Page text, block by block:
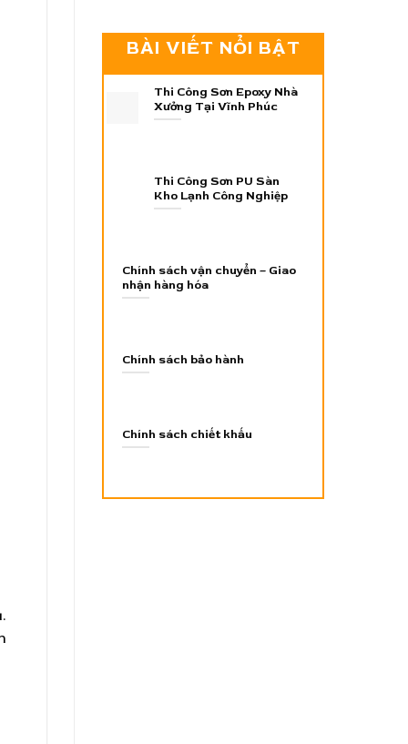
BÀI VIẾT NỔI BẬT
Thi Công Sơn Epoxy Nhà
Xưởng Tại Vĩnh Phúc
Thi Công Sơn PU Sàn
Kho Lạnh Công Nghiệp
Chính sách vận chuyển – Giao
nhận hàng hóa
Chính sách bảo hành
Chính sách chiết khấu